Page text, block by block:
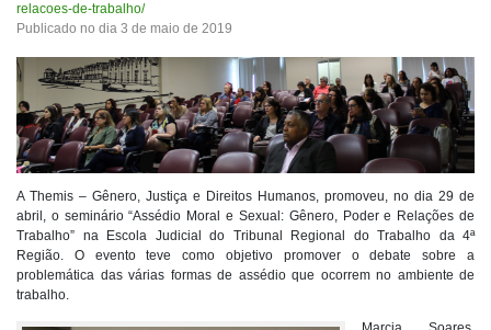
relacoes-de-trabalho/
Publicado no dia 3 de maio de 2019
A Themis – Gênero, Justiça e Direitos Humanos, promoveu, no dia 29 de
abril, o seminário “Assédio Moral e Sexual: Gênero, Poder e Relações de
Trabalho” na Escola Judicial do Tribunal Regional do Trabalho da 4ª
Região. O evento teve como objetivo promover o debate sobre a
problemática das várias formas de assédio que ocorrem no ambiente de
trabalho.